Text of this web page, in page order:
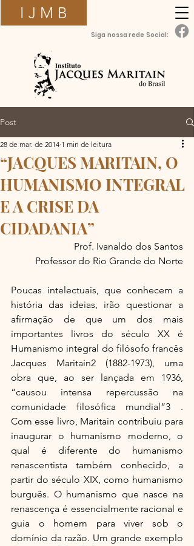
I J M B
Siga nossa rede Social:
Post
“JACQUES MARITAIN, O
HUMANISMO INTEGRAL
E A CRISE DA
CIDADANIA”
28 de mar. de 2014 1 min de leitura
Prof. Ivanaldo dos Santos
Professor do Rio Grande do Norte
Poucas intelectuais, que conhecem a
história das ideias, irão questionar a
afirmação de que um dos mais
importantes livros do século XX é
Humanismo integral do filósofo francês
Jacques Maritain2 (1882-1973), uma
obra que, ao ser lançada em 1936,
“causou intensa repercussão na
comunidade filosófica mundial”3 .
Com esse livro, Maritain contribuiu para
inaugurar o humanismo moderno, o
qual é diferente do humanismo
renascentista também conhecido, a
partir do século XIX, como humanismo
burguês. O humanismo que nasce na
renascença é essencialmente racional e
guia o homem para viver sob o
domínio da razão. Um grande exemplo